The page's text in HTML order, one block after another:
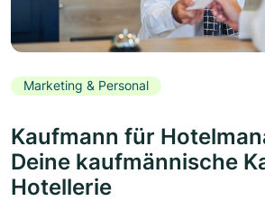
Marketing & Personal
Kaufmann für
Deine kaufmännische
Hotellerie